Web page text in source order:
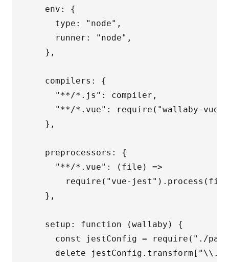
    env: {
      type: "node",
      runner: "node",
    },
    compilers: {
      "**/*.js": compiler,
"**/*.vue": require("wallaby-vue-
    },
    preprocessors: {
      "**/*.vue": (file) =>
require("vue-
    },
    setup: function (wallaby) {
const jestConfig = require("./
delete